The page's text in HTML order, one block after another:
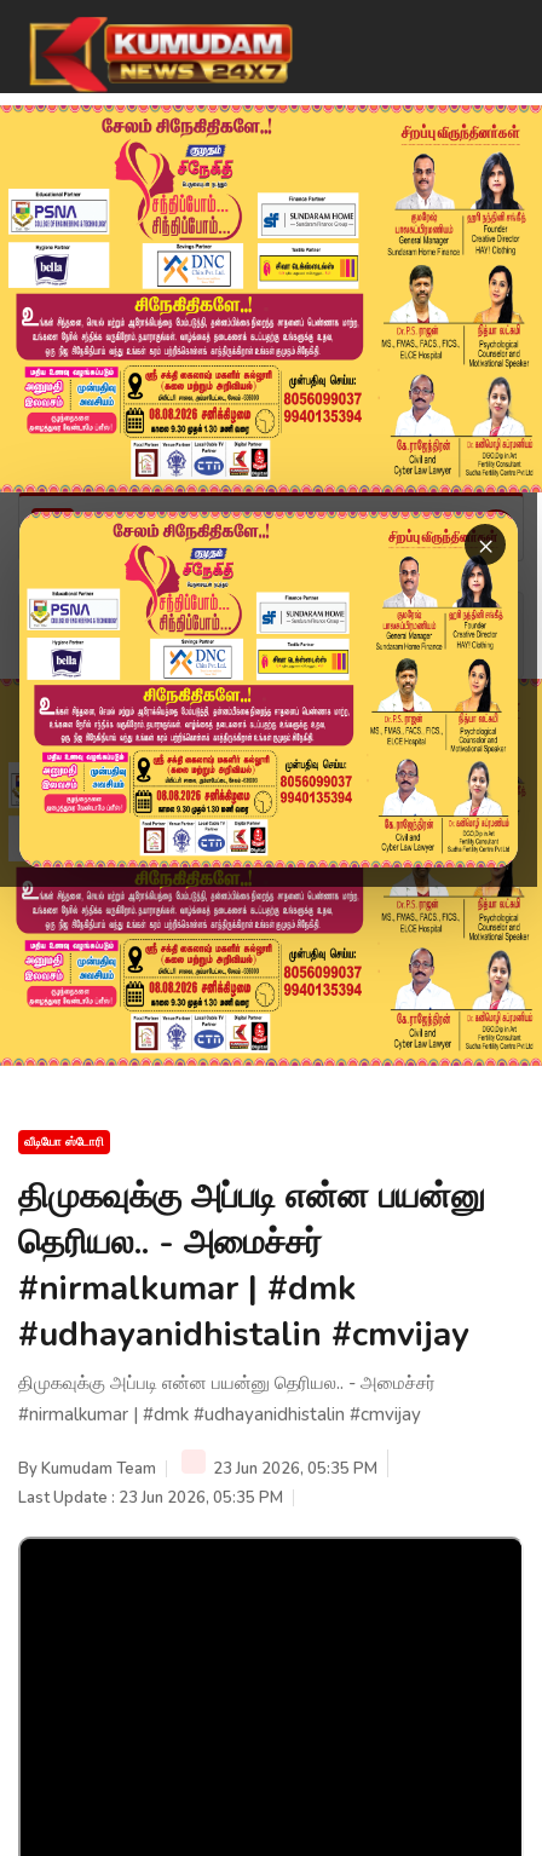
×
Home
வீடியோ ஸ்டோரி
திமுகவுக்கு அப்படி என்ன பயன்னு தெரியல.. - அமைச்...
வீடியோ ஸ்டோரி
திமுகவுக்கு அப்படி என்ன பயன்னு
தெரியல.. - அமைச்சர்
#nirmalkumar | #dmk
#udhayanidhistalin #cmvijay
திமுகவுக்கு அப்படி என்ன பயன்னு தெரியல.. - அமைச்சர்
#nirmalkumar | #dmk #udhayanidhistalin #cmvijay
ByKumudam Team
23 Jun 2026, 05:35 PM
Last Update : 23 Jun 2026, 05:35 PM